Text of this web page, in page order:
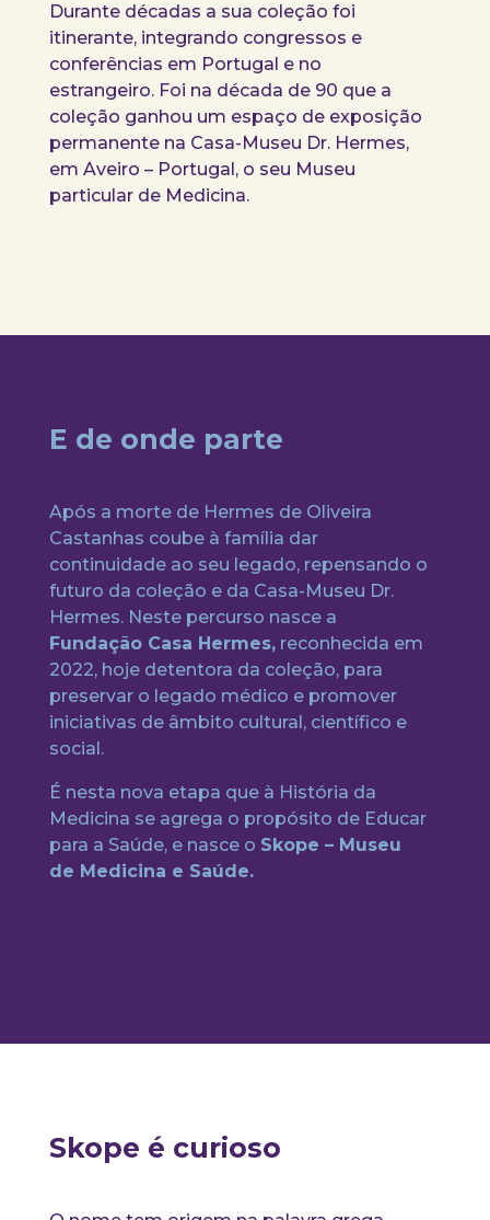
Durante décadas a sua coleção foi
itinerante, integrando congressos e
conferências em Portugal e no
estrangeiro. Foi na década de 90 que a
coleção ganhou um espaço de exposição
permanente na Casa-Museu Dr. Hermes,
em Aveiro – Portugal, o seu Museu
particular de Medicina.
E de onde parte
Após a morte de Hermes de Oliveira
Castanhas coube à família dar
continuidade ao seu legado, repensando o
futuro da coleção e da Casa-Museu Dr.
Hermes. Neste percurso nasce a
Fundação Casa Hermes,reconhecida em
2022, hoje detentora da coleção, para
preservar o legado médico e promover
iniciativas de âmbito cultural, científico e
social.
É nesta nova etapa que à História da
Medicina se agrega o propósito de Educar
para a Saúde, e nasce o Skope – Museu
de Medicina e Saúde.
Skope é curioso